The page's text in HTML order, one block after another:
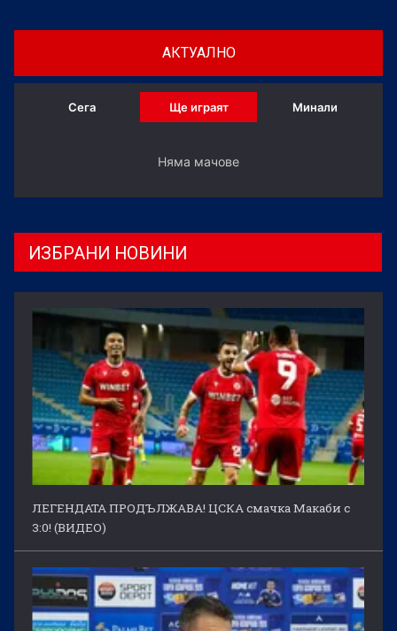
АКТУАЛНО
Сега Ще играят Минали
Няма мачове
ИЗБРАНИ НОВИНИ
ЛЕГЕНДАТА ПРОДЪЛЖАВА! ЦСКА смачка Макаби с
3:0! (ВИДЕО)